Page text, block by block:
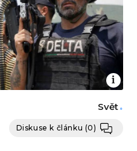
Svět
Diskuse k článku (0)